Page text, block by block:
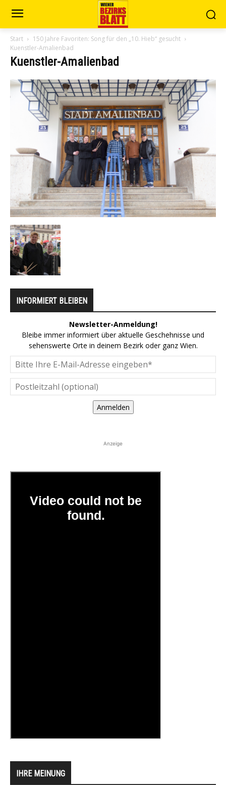
Start
150 Jahre Favoriten: Song für den „10. Hieb“ gesucht
Kuenstler-Amalienbad
Kuenstler-Amalienbad
INFORMIERT BLEIBEN
Newsletter-Anmeldung!
Bleibe immer informiert über aktuelle Geschehnisse und
sehenswerte Orte in deinem Bezirk oder ganz Wien.
Anmelden
Anzeige
IHRE MEINUNG